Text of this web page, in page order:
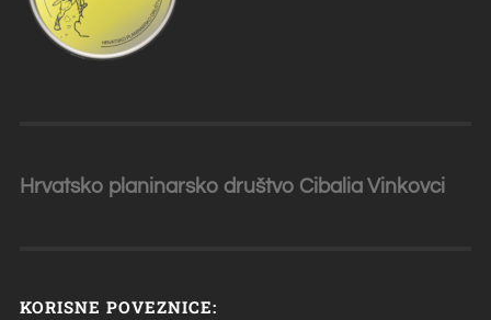
Hrvatsko planinarsko društvo Cibalia Vinkovci
KORISNE POVEZNICE: